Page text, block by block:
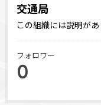
交通局
この組織には説明が
フォロワー
0